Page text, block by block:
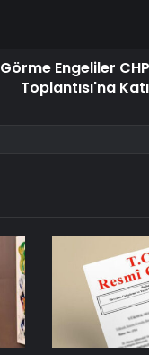
Görme Engeliler
Toplantısı'na